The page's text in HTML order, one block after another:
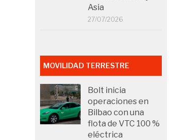
Asia
27/07/2026
MOVILIDAD TERRESTRE
Bolt inicia
operaciones en
Bilbao con una
flota de VTC 100 %
eléctrica